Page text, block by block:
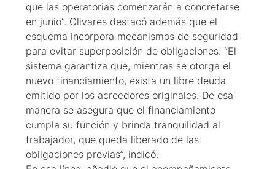
que las operatorias comenzarán a concretarse
en junio”. Olivares destacó además que el
esquema incorpora mecanismos de seguridad
para evitar superposición de obligaciones. “El
sistema garantiza que, mientras se otorga el
nuevo financiamiento, exista un libre deuda
emitido por los acreedores originales. De esa
manera se asegura que el financiamiento
cumpla su función y brinda tranquilidad al
trabajador, que queda liberado de las
obligaciones previas”, indicó.